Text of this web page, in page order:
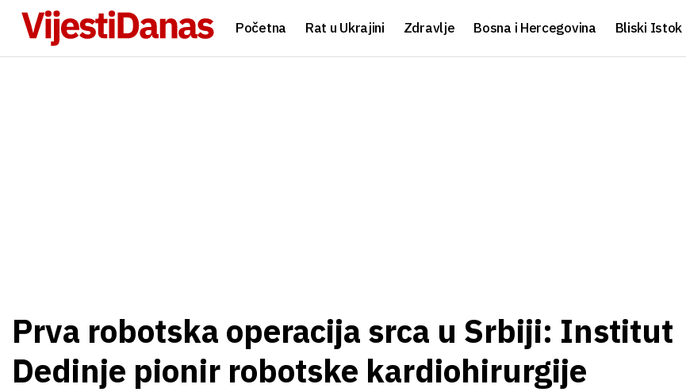
Početna Rat u Ukrajini Zdravlje Bosna i Hercegovina Bliski Istok
Prva robotska operacija srca u Srbiji: Institut
Dedinje pionir robotske kardiohirurgije